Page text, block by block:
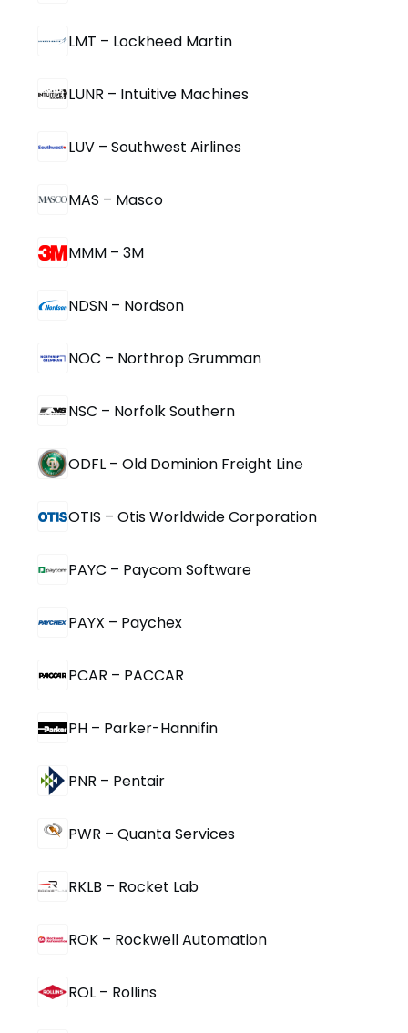
LMT – Lockheed Martin
LUNR – Intuitive Machines
LUV – Southwest Airlines
MAS – Masco
MMM – 3M
NDSN – Nordson
NOC – Northrop Grumman
NSC – Norfolk Southern
ODFL – Old Dominion Freight Line
OTIS – Otis Worldwide Corporation
PAYC – Paycom Software
PAYX – Paychex
PCAR – PACCAR
PH – Parker-Hannifin
PNR – Pentair
PWR – Quanta Services
RKLB – Rocket Lab
ROK – Rockwell Automation
ROL – Rollins